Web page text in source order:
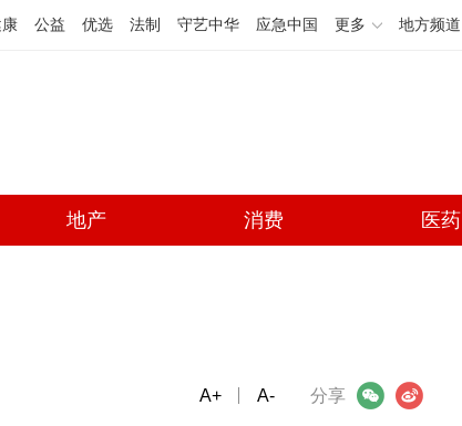
公益 优选 法制 守艺中华 应急中国 更多 地方频道
地产 消费 医药
分享
微信 微博
A+ A-